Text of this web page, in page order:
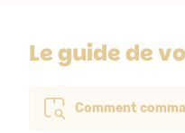
Le guide de
Comment